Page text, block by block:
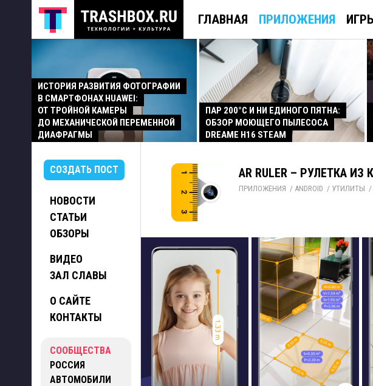
ГЛАВНАЯ ПРИЛОЖЕНИЯ
ИСТОРИЯ РАЗВИТИЯ ФОТОГРАФИИ
В СМАРТФОНАХ HUAWEI:
ОТ ТРОЙНОЙ КАМЕРЫ
ДО МЕХАНИЧЕСКОЙ ПЕРЕМЕННОЙ
ДИАФРАГМЫ
ПАР 200°C И НИ ЕДИНОГО ПЯТНА:
ОБЗОР МОЮЩЕГО ПЫЛЕСОСА
DREAME H16 STEAM
СОЗДАТЬ ПОСТ
НОВОСТИ
СТАТЬИ
ОБЗОРЫ
ВИДЕО
ЗАЛ СЛАВЫ
О САЙТЕ
КОНТАКТЫ
СООБЩЕСТВА
РОССИЯ
АВТОМОБИЛИ
AR RULER – РУЛЕТКА
ПРИЛОЖЕНИЯ / ANDROID / УТИЛИТЫ /